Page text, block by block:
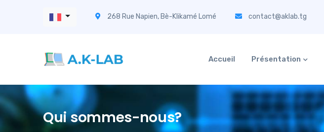
268 Rue Napien, Bè-Klikamé Lomé contact@aklab.tg
Accueil Présentation
Qui sommes-nous?